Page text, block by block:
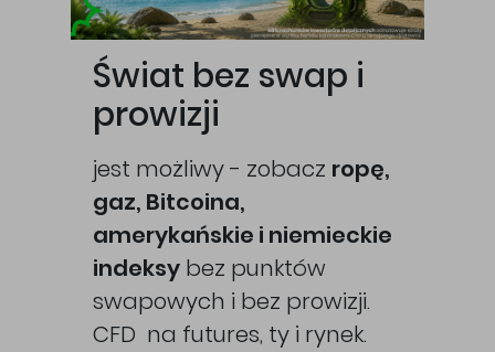
Świat bez swap i
prowizji
jest możliwy - zobacz ropę,
gaz, Bitcoina,
amerykańskie i niemieckie
indeksy bez punktów
swapowych i bez prowizji.
CFD na futures, ty i rynek.